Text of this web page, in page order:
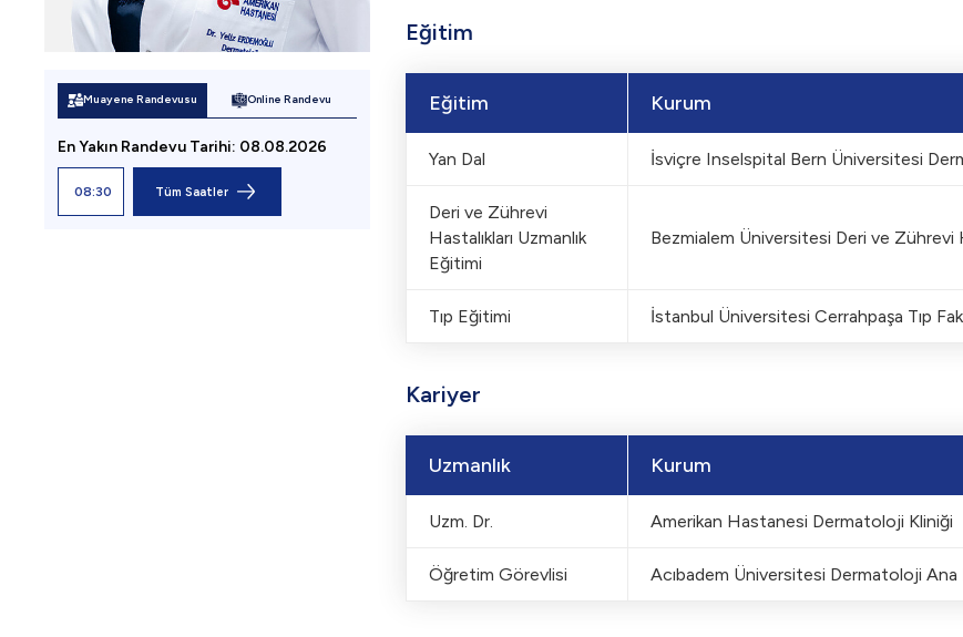
Muayene Randevusu Online Randevu
En Yakın Randevu Tarihi: 08.08.2026
08:30 Tüm Saatler
Eğitim
Eğitim Kurum
Yan Dal İsviçre Inselspital Bern Üniversitesi
Deri ve Zührevi
Hastalıkları Uzmanlık
Eğitimi
Bezmialem Üniversitesi Deri ve Zührevi
Tıp Eğitimi İstanbul Üniversitesi Cerrahpaşa Tıp
Kariyer
Uzmanlık Kurum
Uzm. Dr. Amerikan Hastanesi Dermatoloji Kliniği
Öğretim Görevlisi Acıbadem Üniversitesi Dermatoloji Ana